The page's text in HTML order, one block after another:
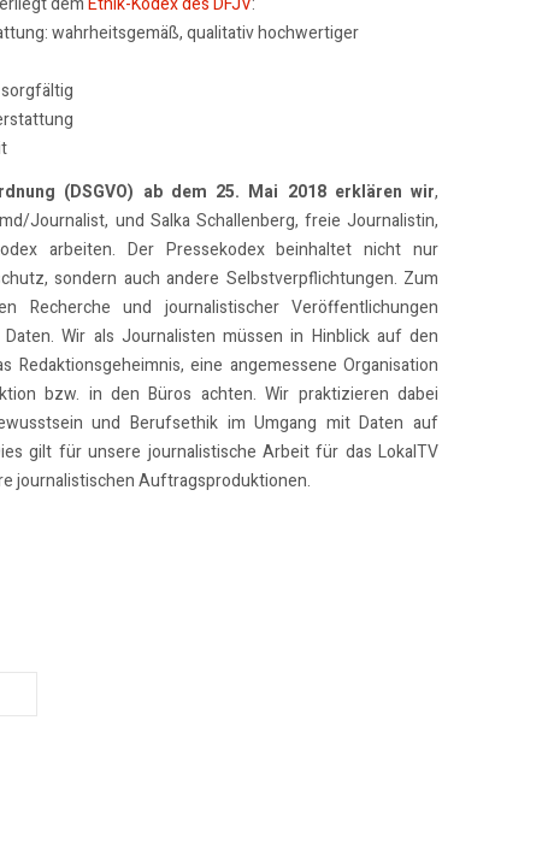
wahrheitsgemäß, qualitativ hochwertiger
(DSGVO) ab dem 25. Mai 2018 erklären wir,
Journalist, und Salka Schallenberg, freie Journalistin,
arbeiten. Der Pressekodex beinhaltet nicht nur
sondern auch andere Selbstverpflichtungen. Zum
Recherche und journalistischer Veröffentlichungen
Wir als Journalisten müssen in Hinblick auf den
Redaktionsgeheimnis, eine angemessene Organisation
bzw. in den Büros achten. Wir praktizieren dabei
und Berufsethik im Umgang mit Daten auf
gilt für unsere journalistische Arbeit für das LokalTV
journalistischen Auftragsproduktionen.